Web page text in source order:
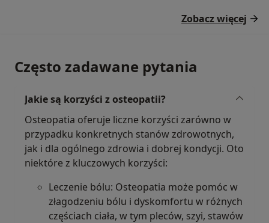
Zobacz więcej
Często zadawane pytania
Jakie są korzyści z osteopatii?
Osteopatia oferuje liczne korzyści zarówno w
przypadku konkretnych stanów zdrowotnych,
jak i dla ogólnego zdrowia i dobrej kondycji. Oto
niektóre z kluczowych korzyści:
Leczenie bólu: Osteopatia może pomóc w
złagodzeniu bólu i dyskomfortu w różnych
częściach ciała, w tym pleców, szyi, stawów